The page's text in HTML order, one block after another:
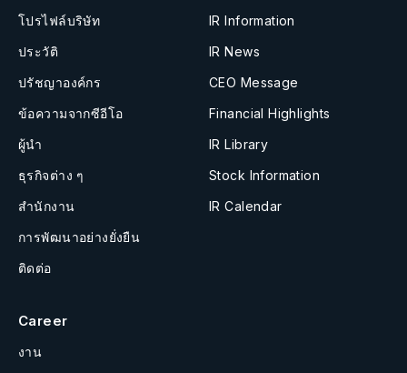
โปรไฟล์บริษัท
ประวัติ
ปรัชญาองค์กร
ข้อความจากซีอีโอ
ผู้นำ
ธุรกิจต่าง ๆ
สำนักงาน
การพัฒนาอย่างยั่งยืน
ติดต่อ
IR Information
IR News
CEO Message
Financial Highlights
IR Library
Stock Information
IR Calendar
Career
งาน